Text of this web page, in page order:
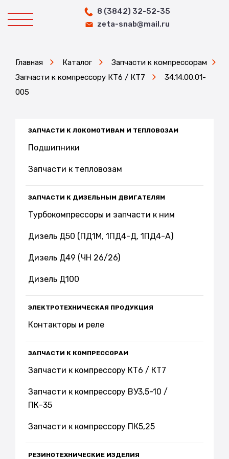
8 (3842) 32-52-35
zeta-snab@mail.ru
Главная Каталог
Запчасти к компрессорам
Запчасти к компрессору КТ6 / КТ7
34.14.00.01-
005
ЗАПЧАСТИ К ЛОКОМОТИВАМ И ТЕПЛОВОЗАМ
Подшипники
Запчасти к тепловозам
ЗАПЧАСТИ К ДИЗЕЛЬНЫМ ДВИГАТЕЛЯМ
Турбокомпрессоры и запчасти к ним
Дизель Д50 (ПД1М, 1ПД4-Д, 1ПД4-А)
Дизель Д49 (ЧН 26/26)
Дизель Д100
ЭЛЕКТРОТЕХНИЧЕСКАЯ ПРОДУКЦИЯ
Контакторы и реле
ЗАПЧАСТИ К КОМПРЕССОРАМ
Запчасти к компрессору КТ6 / КТ7
Запчасти к компрессору ВУ3,5-10 /
ПК-35
Запчасти к компрессору ПК5,25
РЕЗИНОТЕХНИЧЕСКИЕ ИЗДЕЛИЯ